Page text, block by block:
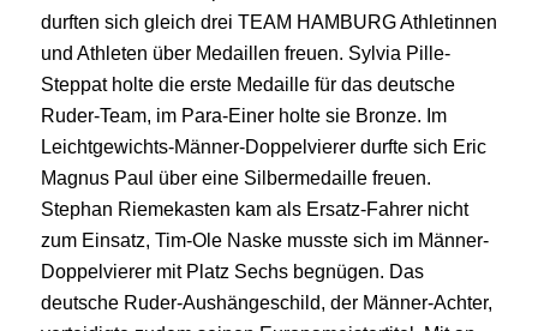
durften sich gleich drei TEAM HAMBURG Athletinnen
und Athleten über Medaillen freuen. Sylvia Pille-
Steppat holte die erste Medaille für das deutsche
Ruder-Team, im Para-Einer holte sie Bronze. Im
Leichtgewichts-Männer-Doppelvierer durfte sich Eric
Magnus Paul über eine Silbermedaille freuen.
Stephan Riemekasten kam als Ersatz-Fahrer nicht
zum Einsatz, Tim-Ole Naske musste sich im Männer-
Doppelvierer mit Platz Sechs begnügen. Das
deutsche Ruder-Aushängeschild, der Männer-Achter,